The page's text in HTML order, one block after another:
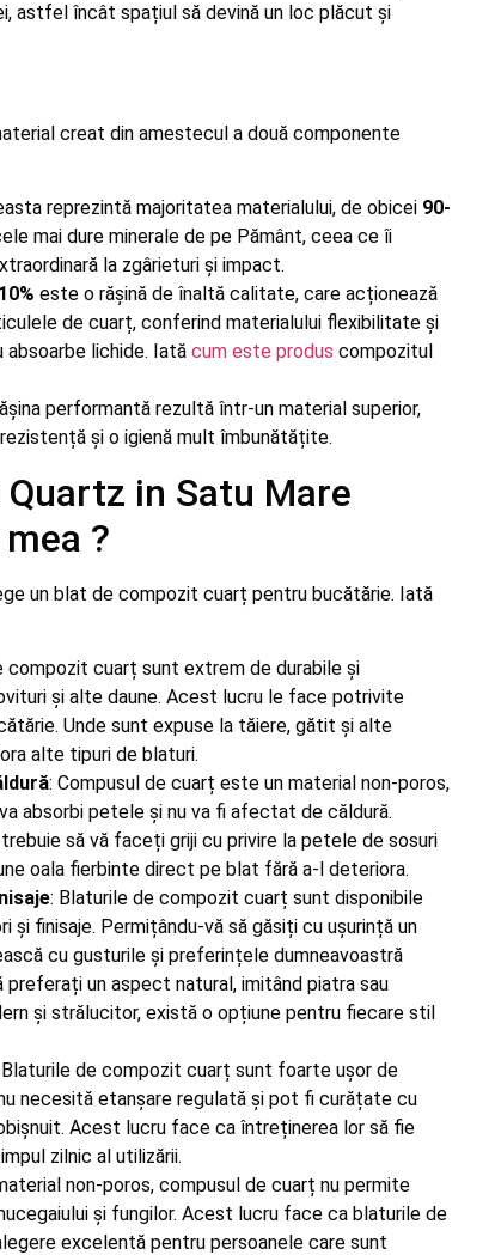
astfel încât spațiul să devină un loc plăcut și
creat din amestecul a două componente
reprezintă majoritatea materialului, de obicei 90-
mai dure minerale de pe Pământ, ceea ce îi
la zgârieturi și impact.
este o rășină de înaltă calitate, care acționează
de cuarț, conferind materialului flexibilitate și
absoarbe lichide. Iată cum este produs compozitul
performantă rezultă într-un material superior,
și o igienă mult îmbunătățite.
in Satu Mare
?
un blat de compozit cuarț pentru bucătărie. Iată
compozit cuarț sunt extrem de durabile și
și alte daune. Acest lucru le face potrivite
Unde sunt expuse la tăiere, gătit și alte
alte tipuri de blaturi.
: Compusul de cuarț este un material non-poros,
absorbi petele și nu va fi afectat de căldură.
să vă faceți griji cu privire la petele de sosuri
oala fierbinte direct pe blat fără a-l deteriora.
: Blaturile de compozit cuarț sunt disponibile
și finisaje. Permițându-vă să găsiți cu ușurință un
cu gusturile și preferințele dumneavoastră
un aspect natural, imitând piatra sau
și strălucitor, există o opțiune pentru fiecare stil
de compozit cuarț sunt foarte ușor de
necesită etanșare regulată și pot fi curățate cu
Acest lucru face ca întreținerea lor să fie
zilnic al utilizării.
non-poros, compusul de cuarț nu permite
și fungilor. Acest lucru face ca blaturile de
excelentă pentru persoanele care sunt